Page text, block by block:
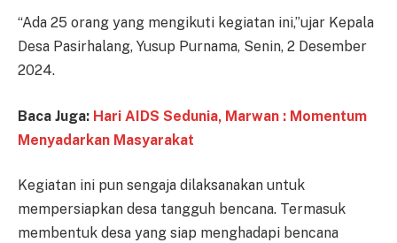
“Ada 25 orang yang mengikuti kegiatan ini,”ujar Kepala
Desa Pasirhalang, Yusup Purnama, Senin, 2 Desember
2024.
Baca Juga: Hari AIDS Sedunia, Marwan : Momentum
Menyadarkan Masyarakat
Kegiatan ini pun sengaja dilaksanakan untuk
mempersiapkan desa tangguh bencana. Termasuk
membentuk desa yang siap menghadapi bencana